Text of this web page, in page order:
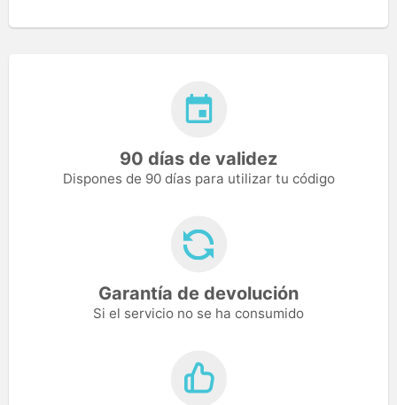
90 días de validez
Dispones de 90 días para utilizar tu código
Garantía de devolución
Si el servicio no se ha consumido